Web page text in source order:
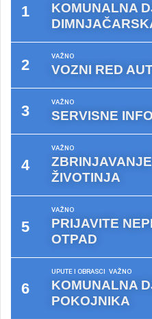
KOMUNALNA
VAŽNO
VOZNI RED
VAŽNO
SERVISNE
VAŽNO
ŽIVOTINJA
VAŽNO
PRIJAVITE
OTPAD
UPUTE I OBRASCI VAŽNO
KOMUNALNA
POKOJNIKA